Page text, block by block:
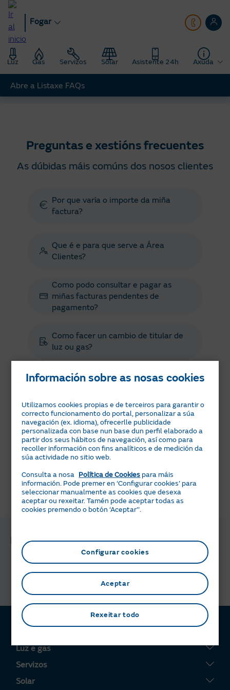
ao
contido
principal
Fogar
Luz Gas Servizos Solar Asistente 24h Axuda
Fogar Axuda Preguntas e xestións frecuentes
Preguntas e xestións frecuentes
As dúbidas máis comúns dos nosos clientes
Por que varía o importe da miña
factura?
Que é e para que serve a Área
Clientes?
Como podo consultar e pagar as
miñas facturas pendentes de
pagamento?
Como facer un cambio de titular de
luz ou gas?
Como aplican o IVE e o resto dos
Abre a Listaxe FAQs
En que consiste a Tarifa Plana Zen
Dual?
non temos word
Pareceuche útil esta información?
Preguntas e xestións relacionadas
Como podo instalar placas solares?
Luz e gas
Tarifa Plana
Tarifa Por Uso
Servizos
Servigas
Solar
Información sobre as nosas cookies
Utilizamos cookies propias e de terceiros para garantir o
correcto funcionamento do portal, personalizar a súa
navegación (ex. idioma), ofrecerlle publicidade
personalizada con base nun base dun perfil elaborado a
partir dos seus hábitos de navegación, así como para
recoller información con fins analíticos e de medición da
súa actividade no sitio web.
Consulta a nosa Política de Cookies para máis
información. Pode premer en ‘Configurar cookies’ para
seleccionar manualmente as cookies que desexa
aceptar ou rexeitar. Tamén pode aceptar todas as
cookies premendo o botón ‘Aceptar’’.
Configurar cookies
Rexeitar todo
Aceptar